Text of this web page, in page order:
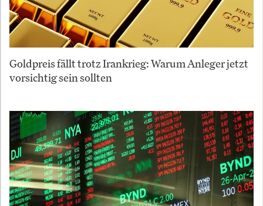
Goldpreis fällt trotz Irankrieg: Warum Anleger jetzt
vorsichtig sein sollten